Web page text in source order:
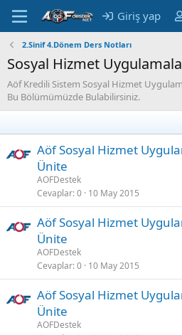
Giriş yap
2.Sinif 4.Dönem Ders Notları
Sosyal Hizmet
Aöf Kredili Sistem Sosyal Hizmet
Bu Bölümümüzde Bulabilirsiniz.
Aöf Sosyal Hizmet
Ünite
AOFDestek
Cevaplar 0 10 May 2015
Aöf Sosyal Hizmet
Ünite
AOFDestek
Cevaplar 0 10 May 2015
Aöf Sosyal Hizmet
Ünite
AOFDestek